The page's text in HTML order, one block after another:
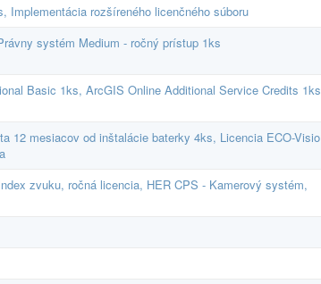
rozšíreného licenčného súboru
systém Medium - ročný prístup 1ks
Basic 1ks, ArcGIS Online Additional Service Credits 1ks
12 mesiacov od inštalácie baterky 4ks, Licencia ECO-Visio
zvuku, ročná licencia, HER CPS - Kamerový systém,